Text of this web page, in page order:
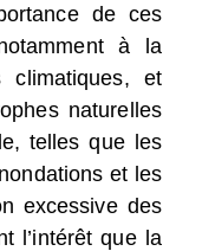
de ces
à la
climatiques, et
naturelles
telles que les
et les
excessive des
l’intérêt que la